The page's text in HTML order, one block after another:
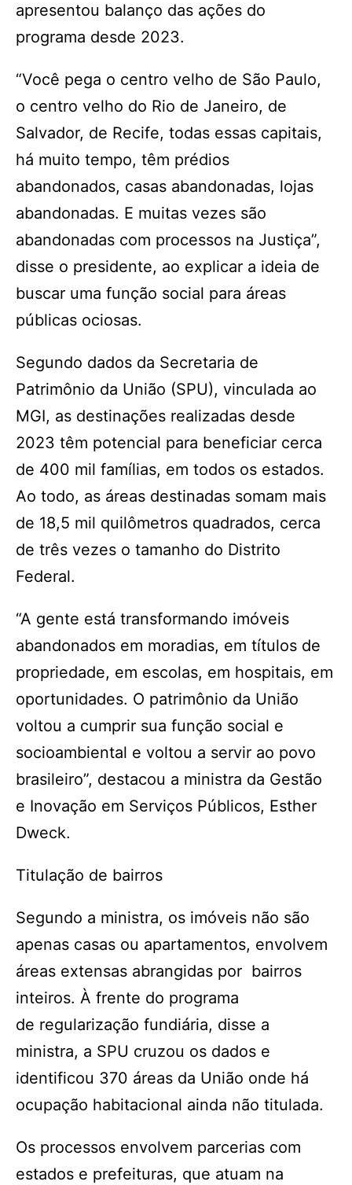
apresentou balanço das ações do
programa desde 2023.
“Você pega o centro velho de São Paulo,
o centro velho do Rio de Janeiro, de
Salvador, de Recife, todas essas capitais,
há muito tempo, têm prédios
abandonados, casas abandonadas, lojas
abandonadas. E muitas vezes são
abandonadas com processos na Justiça”,
disse o presidente, ao explicar a ideia de
buscar uma função social para áreas
públicas ociosas.
Segundo dados da Secretaria de
Patrimônio da União (SPU), vinculada ao
MGI, as destinações realizadas desde
2023 têm potencial para beneficiar cerca
de 400 mil famílias, em todos os estados.
Ao todo, as áreas destinadas somam mais
de 18,5 mil quilômetros quadrados, cerca
de três vezes o tamanho do Distrito
Federal.
“A gente está transformando imóveis
abandonados em moradias, em títulos de
propriedade, em escolas, em hospitais, em
oportunidades. O patrimônio da União
voltou a cumprir sua função social e
socioambiental e voltou a servir ao povo
brasileiro”, destacou a ministra da Gestão
e Inovação em Serviços Públicos, Esther
Dweck.
Titulação de bairros
Segundo a ministra, os imóveis não são
apenas casas ou apartamentos, envolvem
áreas extensas abrangidas por bairros
inteiros. À frente do programa
de regularização fundiária, disse a
ministra, a SPU cruzou os dados e
identificou 370 áreas da União onde há
ocupação habitacional ainda não titulada.
Os processos envolvem parcerias com
estados e prefeituras, que atuam na